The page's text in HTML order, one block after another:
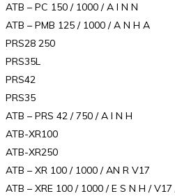
ATB – PC 150 / 1000 / A I N N
ATB – PMB 125 / 1000 / A N H A
PRS28 250
PRS35L
PRS42
PRS35
ATB – PRS 42 / 750 / A I N H
ATB-XR100
ATB-XR250
ATB – XR 100 / 1000 / AN R V17
ATB – XRE 100 / 1000 / E S N H / V17